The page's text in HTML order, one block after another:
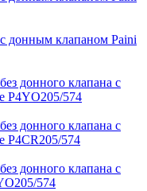
донным клапаном Paini
донного клапана с
P4YO205/574
донного клапана с
P4CR205/574
донного клапана с
574